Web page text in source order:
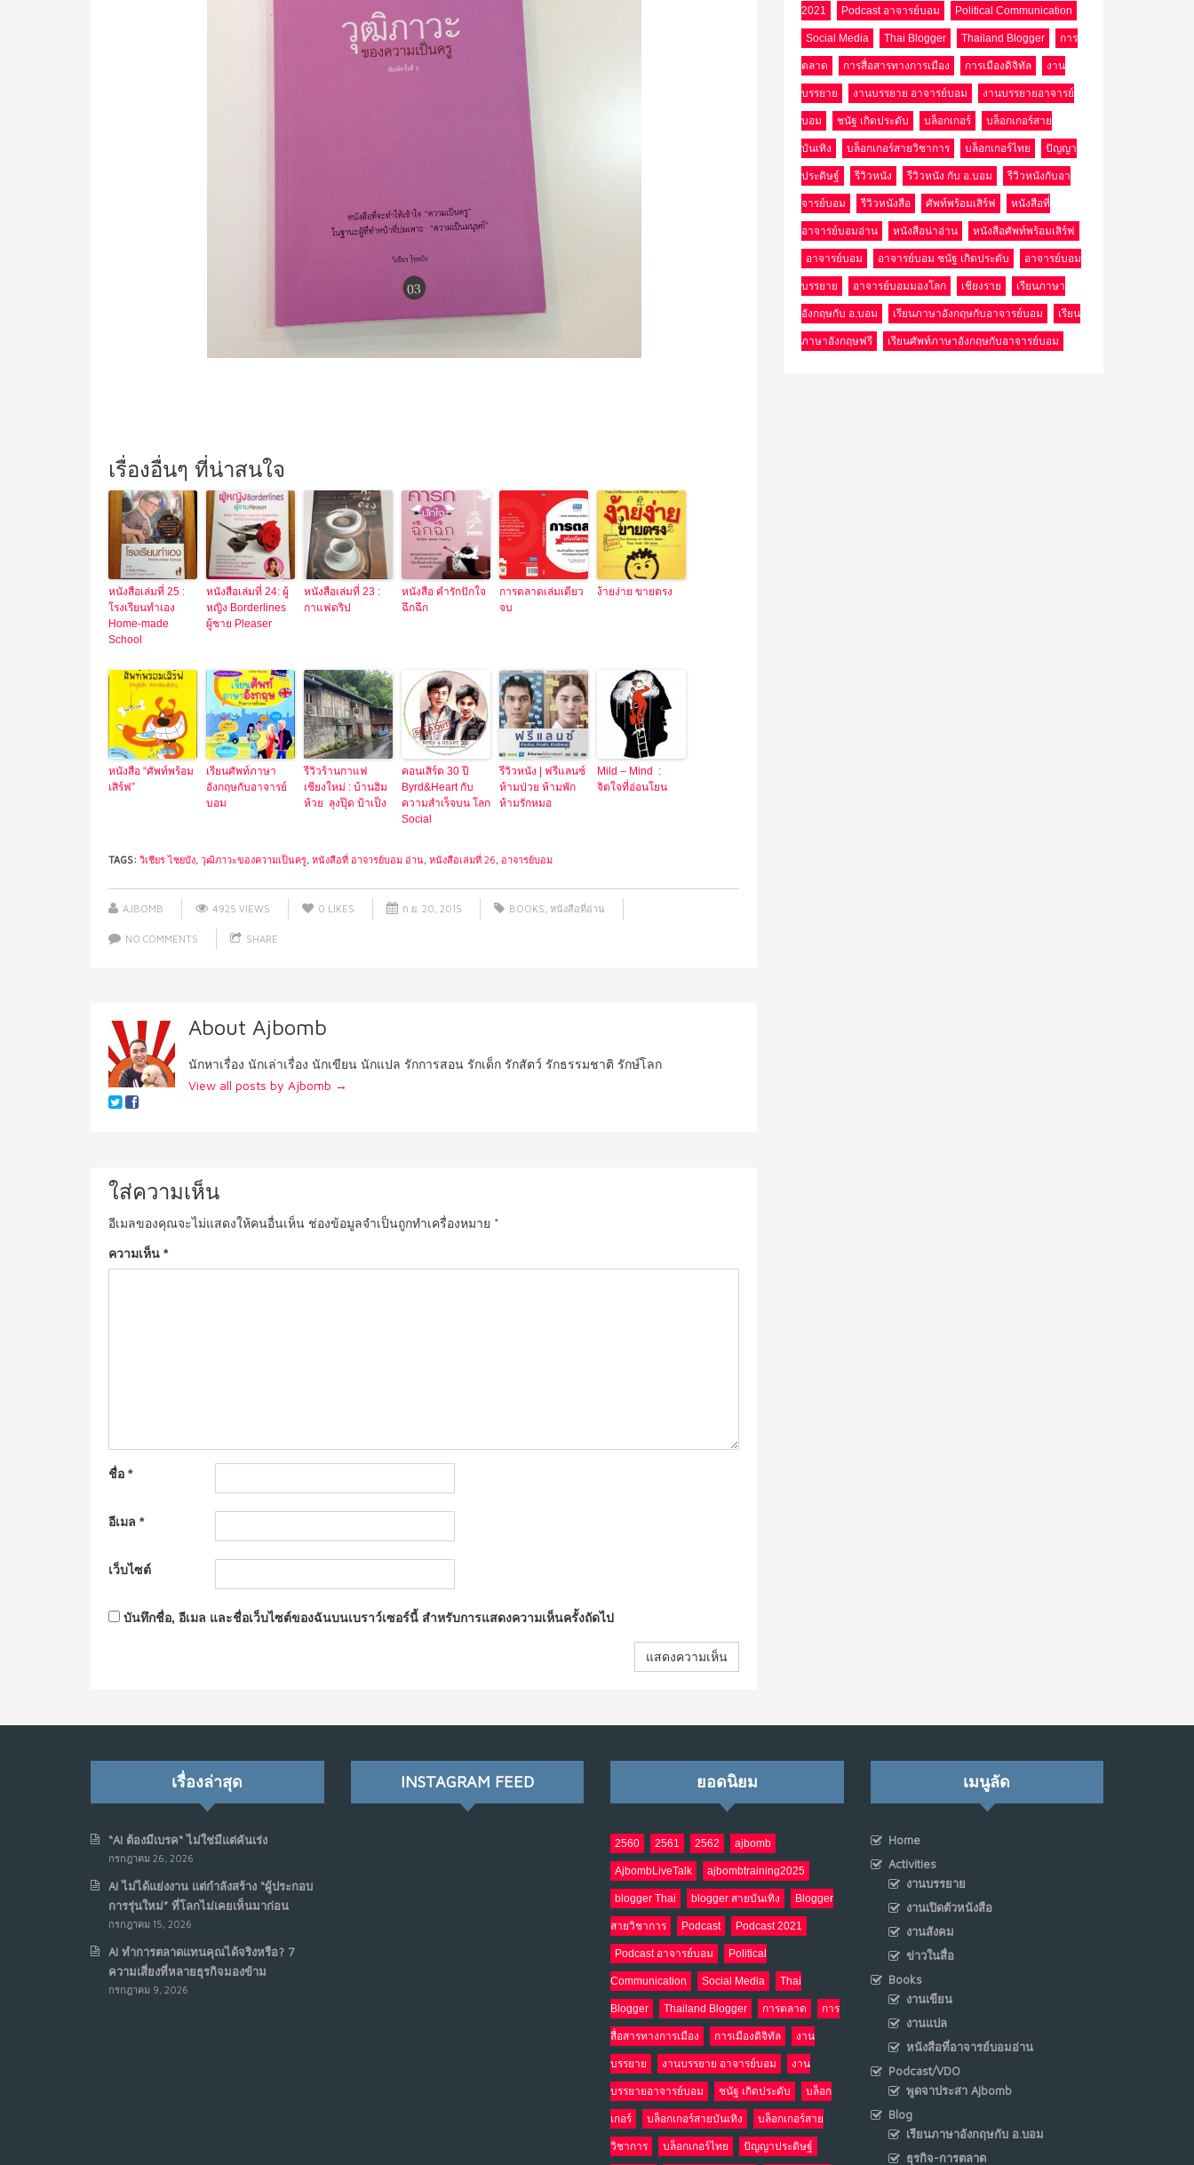
เรื่องอื่นๆ ที่น่าสนใจ
หนังสือเล่มที่ 25 :
โรงเรียนทำเอง
Home-made
School
หนังสือเล่มที่ 24: ผู้
หญิง Borderlines
ผู้ชาย Pleaser
หนังสือเล่มที่ 23 :
กาแฟดริป
หนังสือ คำรักปักใจ
ฉึกฉึก
การตลาดเล่มเดียว
จบ
ง้ายง่าย ขายตรง
หนังสือ “ศัพท์พร้อม
เสิร์ฟ”
เรียนศัพท์ภาษา
อังกฤษกับอาจารย์
บอม
รีวิวร้านกาแฟ
เชียงใหม่ : บ้านฮิม
ห้วย ลุงปุ๊ด ป้าเป็ง
คอนเสิร์ต 30 ปี
Byrd&Heart กับ
ความสำเร็จบน โลก
Social
รีวิวหนัง | ฟรีแลนซ์
ห้ามป่วย ห้ามพัก
ห้ามรักหมอ
Mild – Mind :
จิตใจที่อ่อนโยน
TAGS: วิเชียร ไชยบัง, วุฒิภาวะของความเป็นครู, หนังสือที่ อาจารย์บอม อ่าน, หนังสือเล่มที่ 26, อาจารย์บอม
AJBOMB 4925 VIEWS 0 LIKES ก.ย. 20, 2015 BOOKS หนังสือที่อ่าน
NO COMMENTS SHARE
About Ajbomb
นักหาเรื่อง นักเล่าเรื่อง นักเขียน นักแปล รักการสอน รักเด็ก รักสัตว์ รักธรรมชาติ รักษ์โลก
View all posts by Ajbomb →
ใส่ความเห็น
อีเมลของคุณจะไม่แสดงให้คนอื่นเห็น ช่องข้อมูลจำเป็นถูกทำเครื่องหมาย *
ความเห็น *
ชื่อ *
อีเมล *
เว็บไซต์
บันทึกชื่อ, อีเมล และชื่อเว็บไซต์ของฉันบนเบราว์เซอร์นี้ สำหรับการแสดงความเห็นครั้งถัดไป
2021 Podcast อาจารย์บอม Political Communication
Social Media Thai Blogger Thailand Blogger การ
ตลาด การสื่อสารทางการเมือง การเมืองดิจิทัล งาน
บรรยาย งานบรรยาย อาจารย์บอม งานบรรยายอาจารย์
บอม ชนัฐ เกิดประดับ บล็อกเกอร์ บล็อกเกอร์สาย
บันเทิง บล็อกเกอร์สายวิชาการ บล็อกเกอร์ไทย ปัญญา
ประดิษฐ์ รีวิวหนัง รีวิวหนัง กับ อ.บอม รีวิวหนังกับอา
จารย์บอม รีวิวหนังสือ ศัพท์พร้อมเสิร์ฟ หนังสือที่
อาจารย์บอมอ่าน หนังสือน่าอ่าน หนังสือศัพท์พร้อมเสิร์ฟ
อาจารย์บอม อาจารย์บอม ชนัฐ เกิดประดับ อาจารย์บอม
บรรยาย อาจารย์บอมมองโลก เชียงราย เรียนภาษา
อังกฤษกับ อ.บอม เรียนภาษาอังกฤษกับอาจารย์บอม เรียน
ภาษาอังกฤษฟรี เรียนศัพท์ภาษาอังกฤษกับอาจารย์บอม
เรื่องล่าสุด
“AI ต้องมีเบรค“ ไม่ใช่มีแต่คันเร่ง
กรกฎาคม 26, 2026
AI ไม่ได้แย่งงาน แต่กำลังสร้าง “ผู้ประกอบ
การรุ่นใหม่” ที่โลกไม่เคยเห็นมาก่อน
กรกฎาคม 15, 2026
AI ทำการตลาดแทนคุณได้จริงหรือ? 7
ความเสี่ยงที่หลายธุรกิจมองข้าม
กรกฎาคม 9, 2026
INSTAGRAM FEED ยอดนิยม
2560 2561 2562 ajbomb
AjbombLiveTalk ajbombtraining2025
blogger Thai blogger สายบันเทิง Blogger
สายวิชาการ Podcast Podcast 2021
Podcast อาจารย์บอม Political
Communication Social Media Thai
Blogger Thailand Blogger การตลาด การ
สื่อสารทางการเมือง การเมืองดิจิทัล งาน
บรรยาย งานบรรยาย อาจารย์บอม งาน
บรรยายอาจารย์บอม ชนัฐ เกิดประดับ บล็อก
เกอร์ บล็อกเกอร์สายบันเทิง บล็อกเกอร์สาย
วิชาการ บล็อกเกอร์ไทย ปัญญาประดิษฐ์
เมนูลัด
Home
Activities
งานบรรยาย
งานเปิดตัวหนังสือ
งานสังคม
ข่าวในสื่อ
Books
งานเขียน
งานแปล
หนังสือที่อาจารย์บอมอ่าน
Podcast/VDO
พูดจาประสา Ajbomb
Blog
เรียนภาษาอังกฤษกับ อ.บอม
ธุรกิจ-การตลาด